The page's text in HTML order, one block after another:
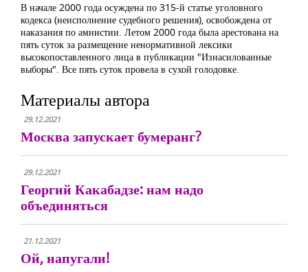
В начале 2000 года осуждена по 315-й статье уголовного
кодекса (неисполнение судебного решения), освобождена от
наказания по амнистии. Летом 2000 года была арестована на
пять суток за размещение ненормативной лексики
высокопоставленного лица в публикации "Изнасилованные
выборы". Все пять суток провела в сухой голодовке.
Материалы автора
29.12.2021
Москва запускает бумеранг?
29.12.2021
Георгий Какабадзе: нам надо
объединяться
21.12.2021
Ой, напугали!